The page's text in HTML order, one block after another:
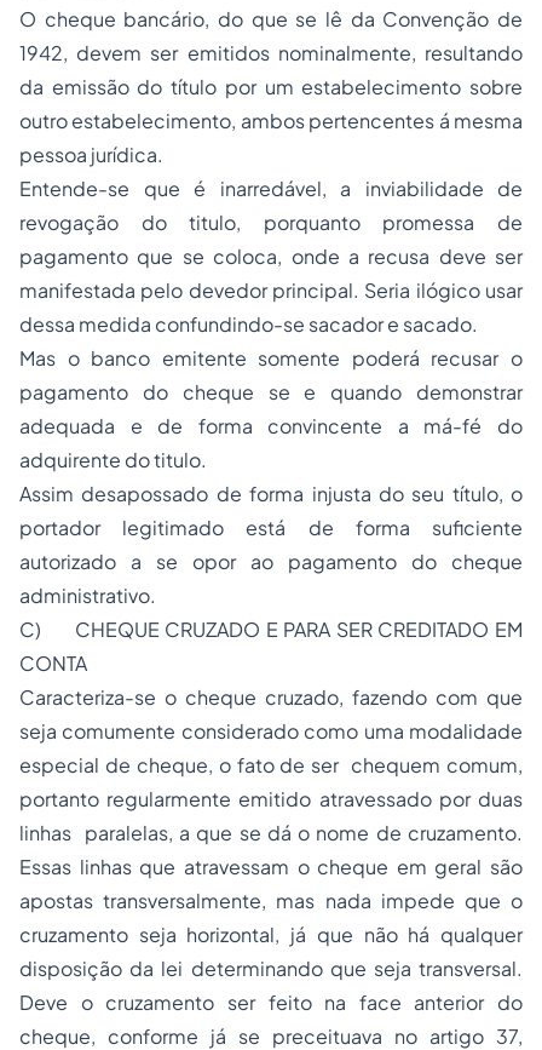
O cheque bancário, do que se lê da Convenção de
1942, devem ser emitidos nominalmente, resultando
da emissão do título por um estabelecimento sobre
outro estabelecimento, ambos pertencentes á mesma
pessoa jurídica.
Entende-se que é inarredável, a inviabilidade de
revogação do titulo, porquanto promessa de
pagamento que se coloca, onde a recusa deve ser
manifestada pelo devedor principal. Seria ilógico usar
dessa medida confundindo-se sacador e sacado.
Mas o banco emitente somente poderá recusar o
pagamento do cheque se e quando demonstrar
adequada e de forma convincente a má-fé do
adquirente do titulo.
Assim desapossado de forma injusta do seu título, o
portador legitimado está de forma suficiente
autorizado a se opor ao pagamento do cheque
administrativo.
C) CHEQUE CRUZADO E PARA SER CREDITADO EM
CONTA
Caracteriza-se o cheque cruzado, fazendo com que
seja comumente considerado como uma modalidade
especial de cheque, o fato de ser chequem comum,
portanto regularmente emitido atravessado por duas
linhas paralelas, a que se dá o nome de cruzamento.
Essas linhas que atravessam o cheque em geral são
apostas transversalmente, mas nada impede que o
cruzamento seja horizontal, já que não há qualquer
disposição da lei determinando que seja transversal.
Deve o cruzamento ser feito na face anterior do
cheque, conforme já se preceituava no artigo 37,